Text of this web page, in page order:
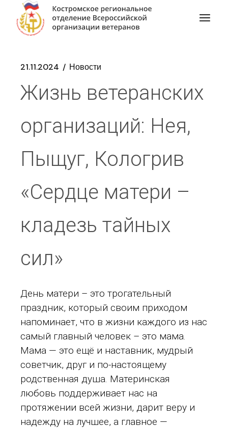
21.11.2024 Новости
Жизнь ветеранских
организаций: Нея,
Пыщуг, Кологрив
«Сердце матери –
кладезь тайных
сил»
День матери – это трогательный
праздник, который своим приходом
напоминает, что в жизни каждого из нас
самый главный человек – это мама.
Мама — это ещё и наставник, мудрый
советчик, друг и по-настоящему
родственная душа. Материнская
любовь поддерживает нас на
протяжении всей жизни, дарит веру и
надежду на лучшее, а главное —